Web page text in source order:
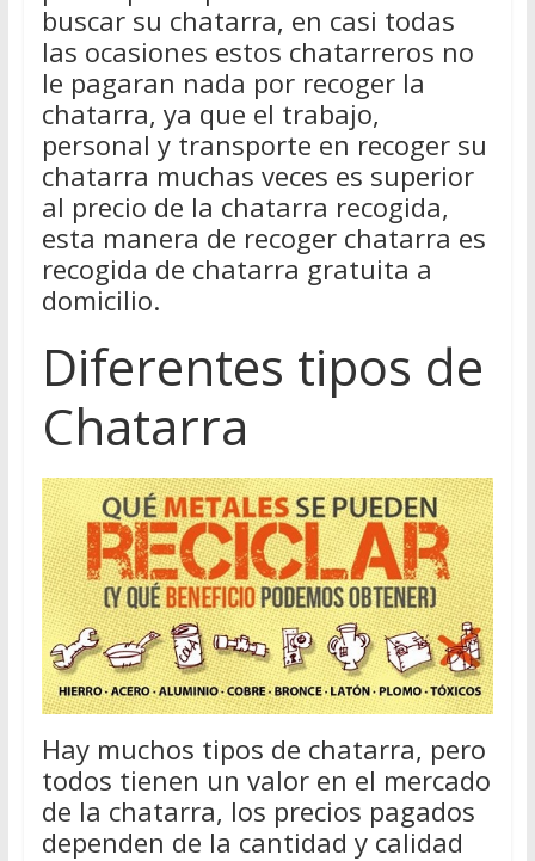
buscar su chatarra, en casi todas
las ocasiones estos chatarreros no
le pagaran nada por recoger la
chatarra, ya que el trabajo,
personal y transporte en recoger su
chatarra muchas veces es superior
al precio de la chatarra recogida,
esta manera de recoger chatarra es
recogida de chatarra gratuita a
domicilio.
Diferentes tipos de
Chatarra
Hay muchos tipos de chatarra, pero
todos tienen un valor en el mercado
de la chatarra, los precios pagados
dependen de la cantidad y calidad